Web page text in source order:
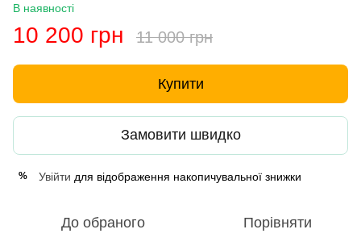
В наявності
10 200 грн 11 000 грн
Купити
Замовити швидко
% Увійти для відображення накопичувальної знижки
До обраного Порівняти